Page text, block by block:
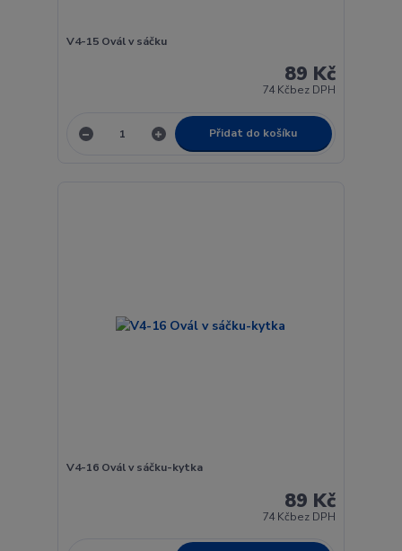
V4-15 Ovál v sáčku
89 Kč
74 Kčbez DPH
Přidat do košíku
V4-16 Ovál v sáčku-kytka
89 Kč
74 Kčbez DPH